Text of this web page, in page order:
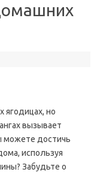
ягодицах, но
вызывает
можете достичь
используя
Забудьте о